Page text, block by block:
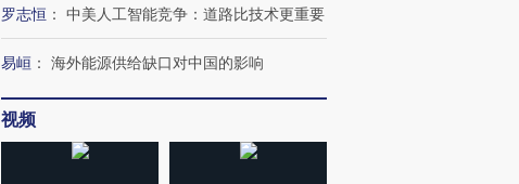
罗志恒 ： 中美人工智能竞争：道路比技术更重要
易峘 ： 海外能源供给缺口对中国的影响
视频